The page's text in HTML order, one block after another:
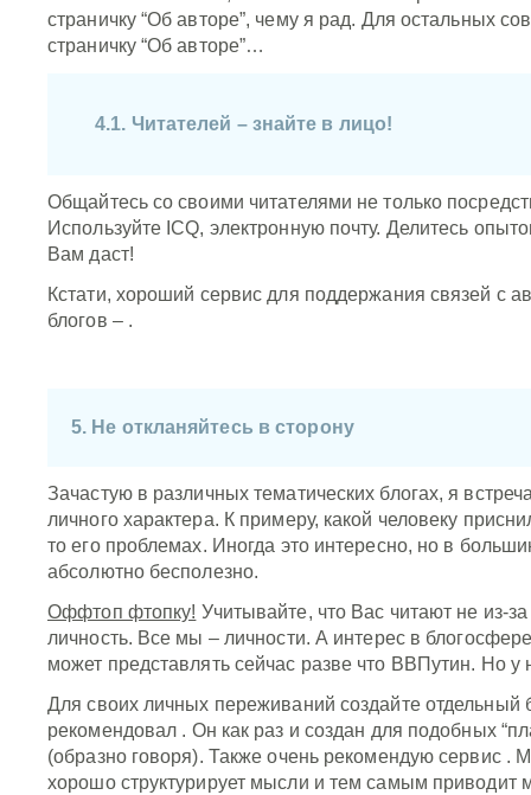
страничку “Об авторе”, чему я рад. Для остальных
страничку “Об авторе”…
4.1. Читателей – знайте в лицо!
Общайтесь со своими читателями не только
Используйте ICQ, электронную почту. Делитесь
Вам даст!
Кстати, хороший сервис для поддержания связей с
блогов – .
5. Не откланяйтесь в сторону
Зачастую в различных тематических блогах, я
личного характера. К примеру, какой человеку
то его проблемах. Иногда это интересно, но в
абсолютно бесполезно.
Оффтоп фтопку! Учитывайте, что Вас читают не из-
личность. Все мы – личности. А интерес в
может представлять сейчас разве что ВВПутин. Но у
Для своих личных переживаний создайте отдельный
рекомендовал . Он как раз и создан для подобных
(образно говоря). Также очень рекомендую сервис .
хорошо структурирует мысли и тем самым приводит